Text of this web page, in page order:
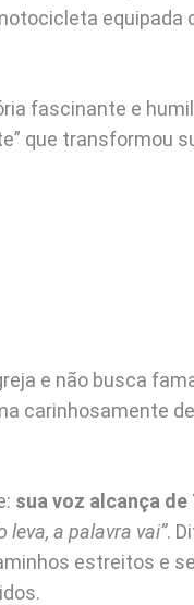
equipada
fascinante e
que transformou
e não busca
carinhosamente
sua voz alcança de
leva, a palavra vai”.
estreitos e